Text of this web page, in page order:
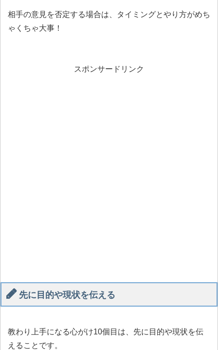
相手の意見を否定する場合は、タイミングとやり方がめち
ゃくちゃ大事！
スポンサードリンク
先に目的や現状を伝える
教わり上手になる心がけ10個目は、先に目的や現状を伝
えることです。